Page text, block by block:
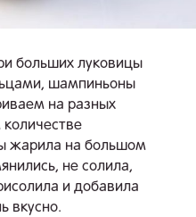
больших луковицы
шампиньоны
на разных
жарила на большом
не солила,
и добавила
вкусно.